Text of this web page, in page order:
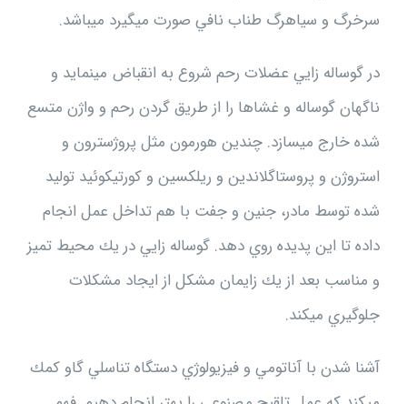
سرخرگ و سياهرگ طناب نافي صورت ميگيرد ميباشد.
در گوساله زايي عضلات رحم شروع به انقباض مينمايد و
ناگهان گوساله و غشاها را از طريق گردن رحم و واژن متسع
شده خارج ميسازد. چندين هورمون مثل پروژسترون و
استروژن و پروستاگلاندين و ريلكسين و كورتيكوئيد توليد
شده توسط مادر، جنين و جفت با هم تداخل عمل انجام
داده تا اين پديده روي دهد. گوساله زايي در يك محيط تميز
و مناسب بعد از يك زايمان مشكل از ايجاد مشكلات
جلوگيري ميكند.
آشنا شدن با آناتومي و فيزيولوژي دستگاه تناسلي گاو كمك